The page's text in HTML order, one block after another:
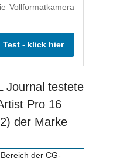
Vollformatkamera
Test - klick hier
Journal testete
Pro 16
der Marke
der CG-